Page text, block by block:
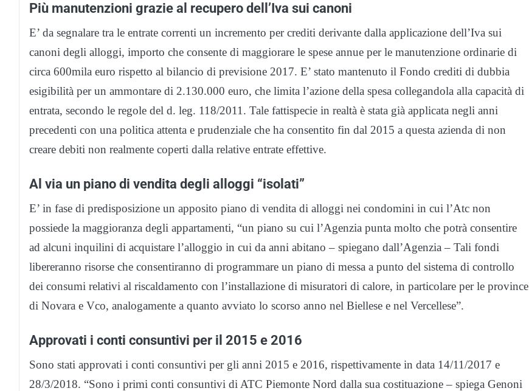
Più manutenzioni grazie al recupero dell’Iva sui canoni
E’ da segnalare tra le entrate correnti un incremento per crediti derivante dalla applicazione dell’Iva sui
canoni degli alloggi, importo che consente di maggiorare le spese annue per le manutenzione ordinarie di
circa 600mila euro rispetto al bilancio di previsione 2017. E’ stato mantenuto il Fondo crediti di dubbia
esigibilità per un ammontare di 2.130.000 euro, che limita l’azione della spesa collegandola alla capacità di
entrata, secondo le regole del d. leg. 118/2011. Tale fattispecie in realtà è stata già applicata negli anni
precedenti con una politica attenta e prudenziale che ha consentito fin dal 2015 a questa azienda di non
creare debiti non realmente coperti dalla relative entrate effettive.
Al via un piano di vendita degli alloggi “isolati”
E’ in fase di predisposizione un apposito piano di vendita di alloggi nei condomini in cui l’Atc non
possiede la maggioranza degli appartamenti, “un piano su cui l’Agenzia punta molto che potrà consentire
ad alcuni inquilini di acquistare l’alloggio in cui da anni abitano – spiegano dall’Agenzia – Tali fondi
libereranno risorse che consentiranno di programmare un piano di messa a punto del sistema di controllo
dei consumi relativi al riscaldamento con l’installazione di misuratori di calore, in particolare per le province
di Novara e Vco, analogamente a quanto avviato lo scorso anno nel Biellese e nel Vercellese”.
Approvati i conti consuntivi per il 2015 e 2016
Sono stati approvati i conti consuntivi per gli anni 2015 e 2016, rispettivamente in data 14/11/2017 e
28/3/2018. “Sono i primi conti consuntivi di ATC Piemonte Nord dalla sua costituazione – spiega Genoni